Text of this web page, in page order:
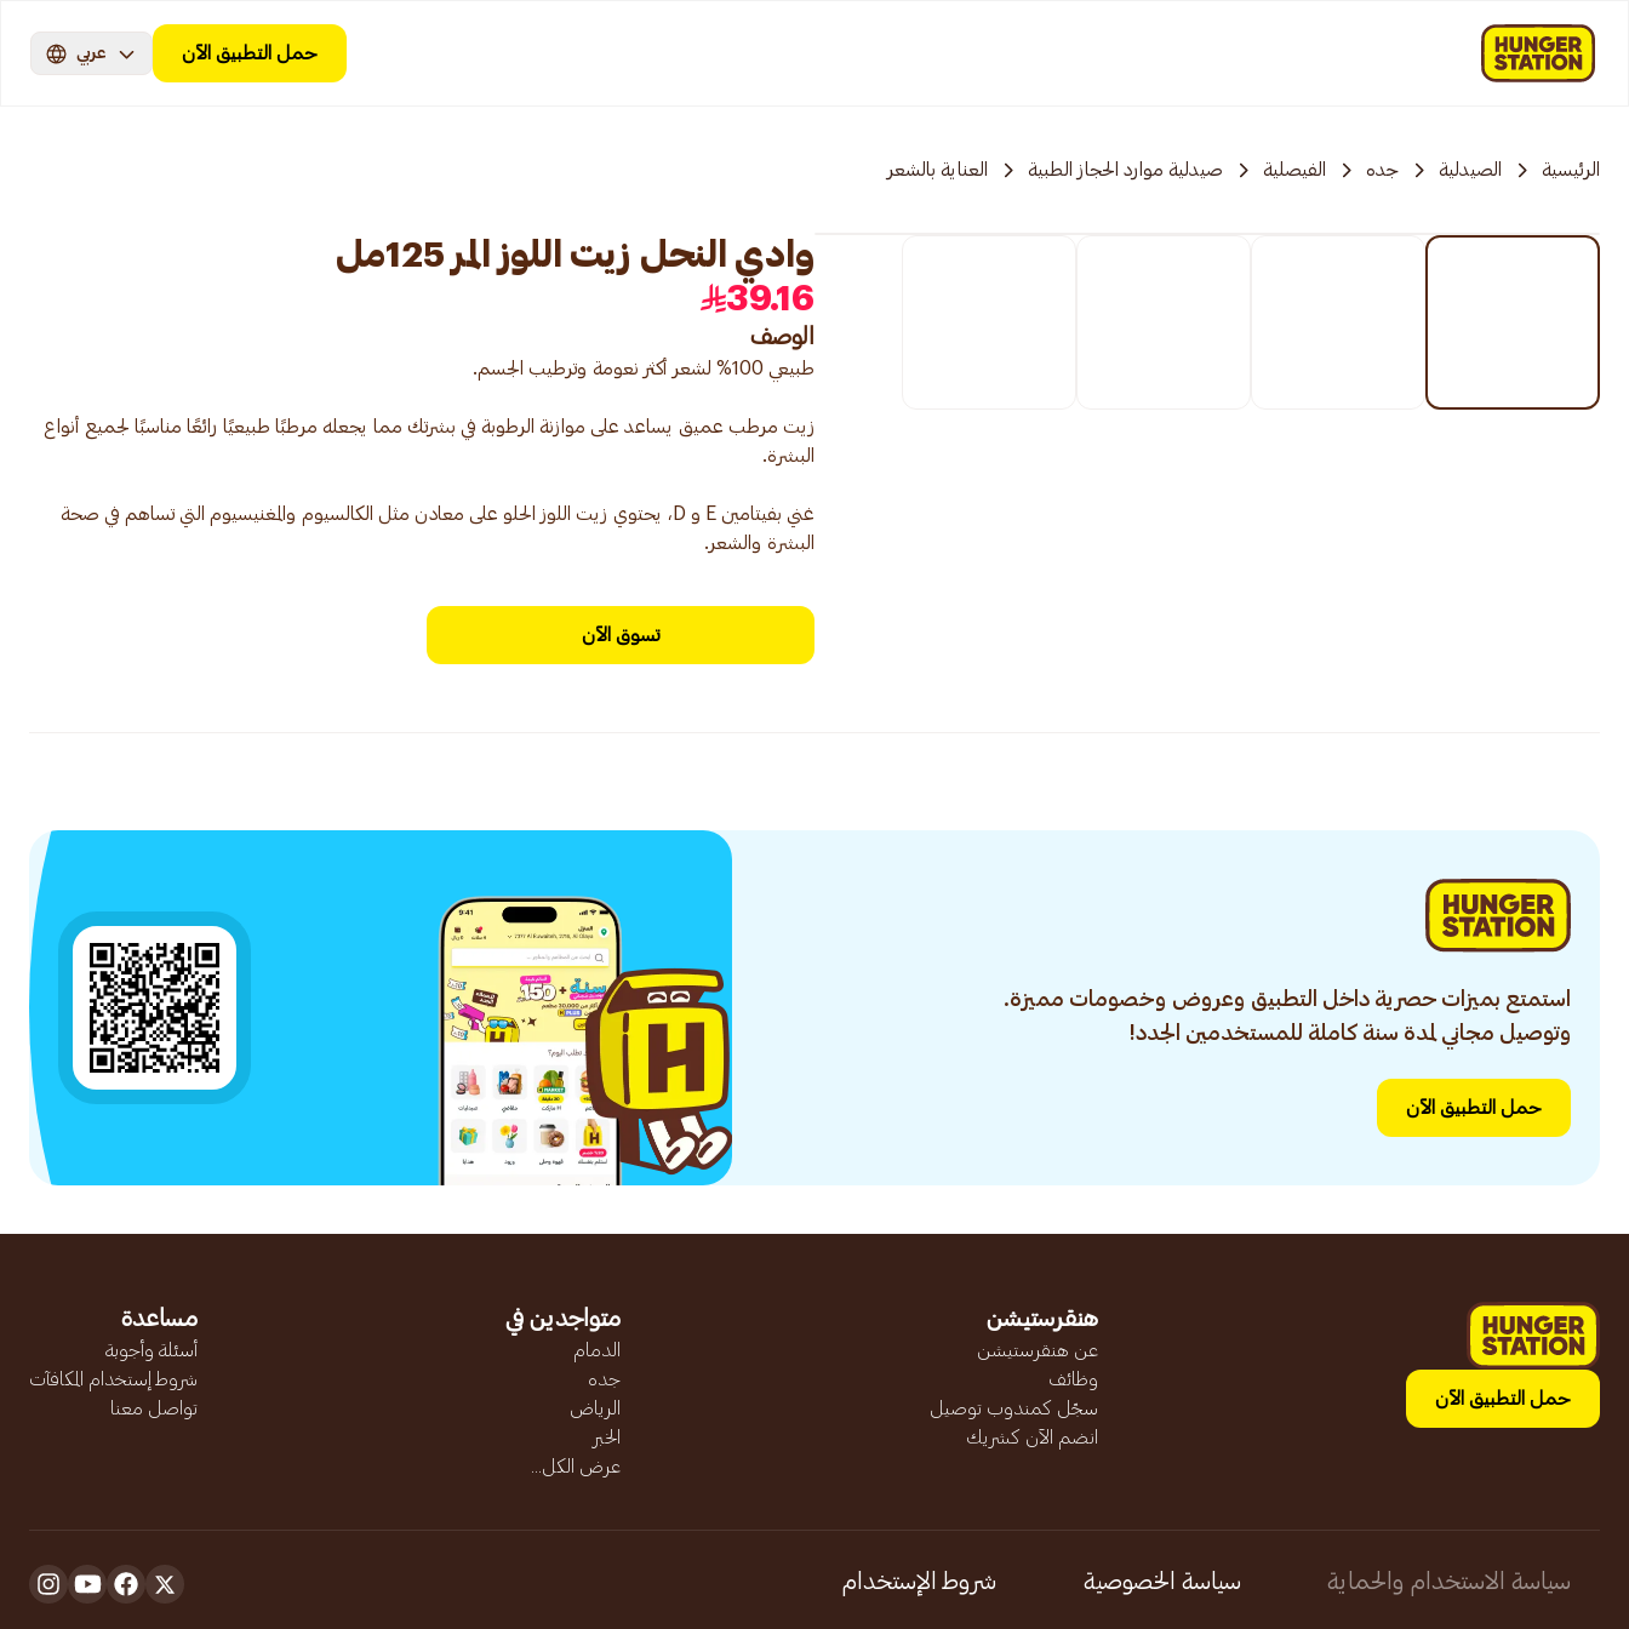
حمل التطبيق الآن عربي
الرئيسية الصيدلية جده الفيصلية صيدلية موارد الحجاز الطبية العناية بالشعر
وادي النحل زيت اللوز المر 125مل
39.16
الوصف
زيت مرطب عميق يساعد على موازنة الرطوبة في بشرتك مما يجعله مرطبًا طبيعيًا رائعًا مناسبًا لجميع أنواع
غني بفيتامين E و D، يحتوي زيت اللوز الحلو على معادن مثل الكالسيوم والمغنيسيوم التي تساهم في صحة
البشرة والشعر.
تسوق الآن
استمتع بميزات حصرية داخل التطبيق وعروض وخصومات مميزة.
وتوصيل مجاني لمدة سنة كاملة للمستخدمين الجدد!
حمل التطبيق الآن
حمل التطبيق الآن
هنقرستيشن
عن هنقرستيشن
وظائف
سجّل كمندوب توصيل
انضم الآن كشريك
متواجدين في
الدمام
جده
الرياض
الخبر
عرض الكل...
مساعدة
أسئلة وأجوبة
شروط إستخدام المكافآت
تواصل معنا
سياسة الاستخدام والحماية سياسة الخصوصية شروط الإستخدام